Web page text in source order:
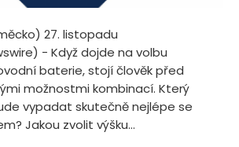
27. listopadu
- Když dojde na volbu
baterie, stojí člověk před
možnostmi kombinací. Který
vypadat skutečně nejlépe se
Jakou zvolit výšku...